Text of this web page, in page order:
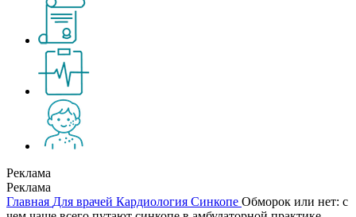
Реклама
Реклама
Главная Для врачей Кардиология Синкопе Обморок или нет: с